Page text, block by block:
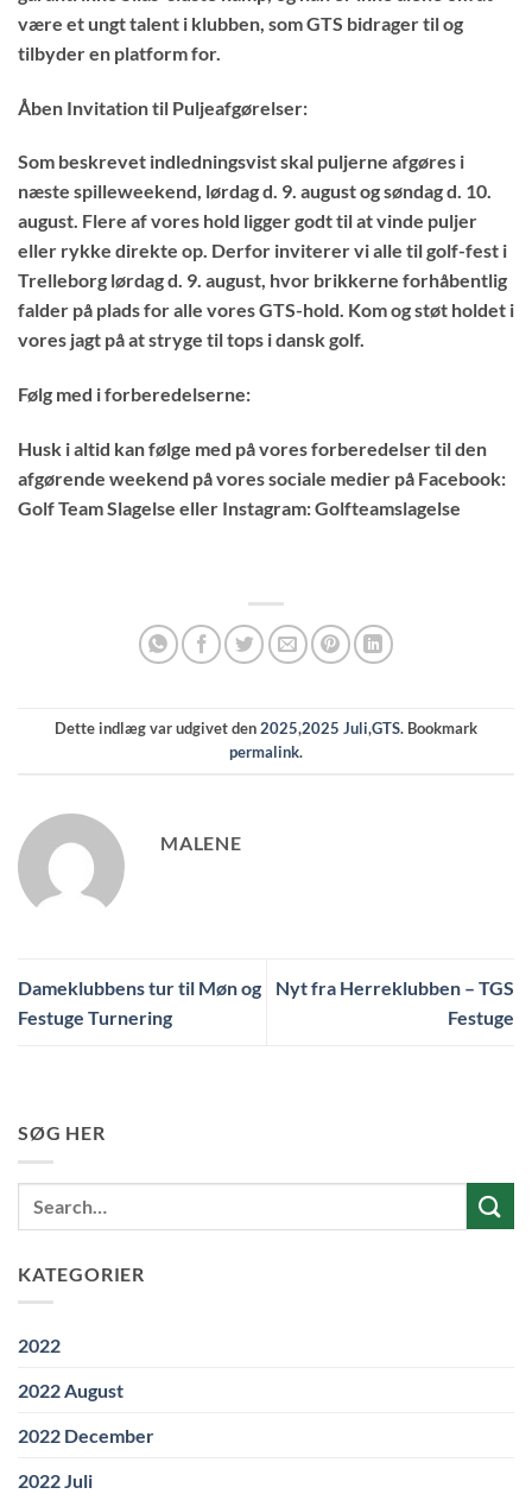
være et ungt talent i klubben, som GTS bidrager til og
tilbyder en platform for.
Åben Invitation til Puljeafgørelser:
Som beskrevet indledningsvist skal puljerne afgøres i
næste spilleweekend, lørdag d. 9. august og søndag d. 10.
august. Flere af vores hold ligger godt til at vinde puljer
eller rykke direkte op. Derfor inviterer vi alle til golf-fest i
Trelleborg lørdag d. 9. august, hvor brikkerne forhåbentlig
falder på plads for alle vores GTS-hold. Kom og støt holdet i
vores jagt på at stryge til tops i dansk golf.
Følg med i forberedelserne:
Husk i altid kan følge med på vores forberedelser til den
afgørende weekend på vores sociale medier på Facebook:
Golf Team Slagelse eller Instagram: Golfteamslagelse
Dette indlæg var udgivet den2025,2025 Juli,GTS. Bookmark
permalink.
MALENE
Dameklubbens tur til Møn og
Festuge Turnering
Nyt fra Herreklubben – TGS
Festuge
SØG HER
KATEGORIER
2022
2022 August
2022 December
2022 Juli